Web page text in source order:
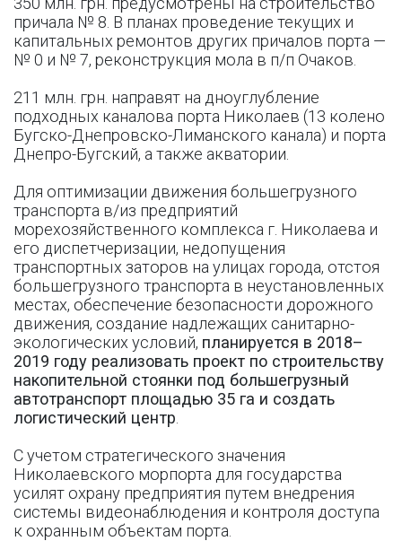
причала № 8. В планах проведение текущих и
капитальных ремонтов других причалов порта —
№ 0 и № 7, реконструкция мола в п/п Очаков.
211 млн. грн. направят на дноуглубление
подходных каналова порта Николаев (13 колено
Бугско-Днепровско-Лиманского канала) и порта
Днепро-Бугский, а также акватории.
Для оптимизации движения большегрузного
транспорта в/из предприятий
морехозяйственного комплекса г. Николаева и
его диспетчеризации, недопущения
транспортных заторов на улицах города, отстоя
большегрузного транспорта в неустановленных
местах, обеспечение безопасности дорожного
движения, создание надлежащих санитарно-
экологических условий, планируется в 2018–
2019 году реализовать проект по строительству
накопительной стоянки под большегрузный
автотранспорт площадью 35 га и создать
логистический центр
С учетом стратегического значения
Николаевского морпорта для государства
усилят охрану предприятия путем внедрения
системы видеонаблюдения и контроля доступа
к охранным объектам порта.